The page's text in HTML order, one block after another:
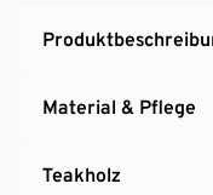
Material & Pflege
Teakholz